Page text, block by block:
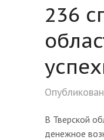
236
В Тверской
денежное